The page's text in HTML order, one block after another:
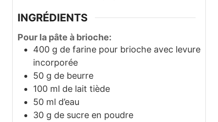
INGRÉDIENTS
Pour la pâte à brioche:
400 g de farine pour brioche avec levure
incorporée
50 g de beurre
100 ml de lait tiède
50 ml d’eau
30 g de sucre en poudre